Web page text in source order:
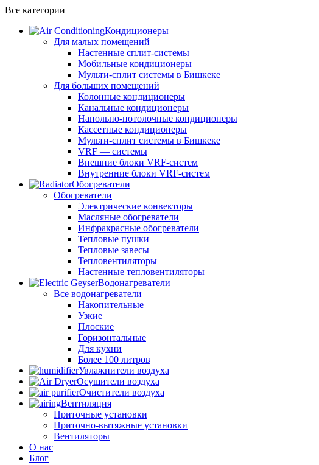
Все категории
Кондиционеры
Для малых помещений
Настенные сплит-системы
Мобильные кондиционеры
Мульти-сплит системы в Бишкеке
Для больших помещений
Колонные кондиционеры
Канальные кондиционеры
Напольно-потолочные кондиционеры
Кассетные кондиционеры
Мульти-сплит системы в Бишкеке
VRF — системы
Внешние блоки VRF-систем
Внутренние блоки VRF-систем
Обогреватели
Обогреватели
Электрические конвекторы
Масляные обогреватели
Инфракрасные обогреватели
Тепловые пушки
Тепловые завесы
Тепловентиляторы
Настенные тепловентиляторы
Водонагреватели
Все водонагреватели
Накопительные
Узкие
Плоские
Горизонтальные
Для кухни
Более 100 литров
Увлажнители воздуха
Осушители воздуха
Очистители воздуха
Вентиляция
Приточные установки
Приточно-вытяжные установки
Вентиляторы
О нас
Блог